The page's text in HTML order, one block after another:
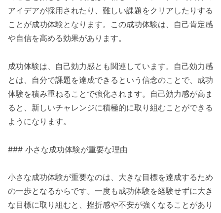
アイデアが採用されたり、難しい課題をクリアしたりする
ことが成功体験となります。この成功体験は、自己肯定感
や自信を高める効果があります。
成功体験は、自己効力感とも関連しています。自己効力感
とは、自分で課題を達成できるという信念のことで、成功
体験を積み重ねることで強化されます。自己効力感が高ま
ると、新しいチャレンジに積極的に取り組むことができる
ようになります。
### 小さな成功体験が重要な理由
小さな成功体験が重要なのは、大きな目標を達成するため
の一歩となるからです。一度も成功体験を経験せずに大き
な目標に取り組むと、挫折感や不安が強くなることがあり